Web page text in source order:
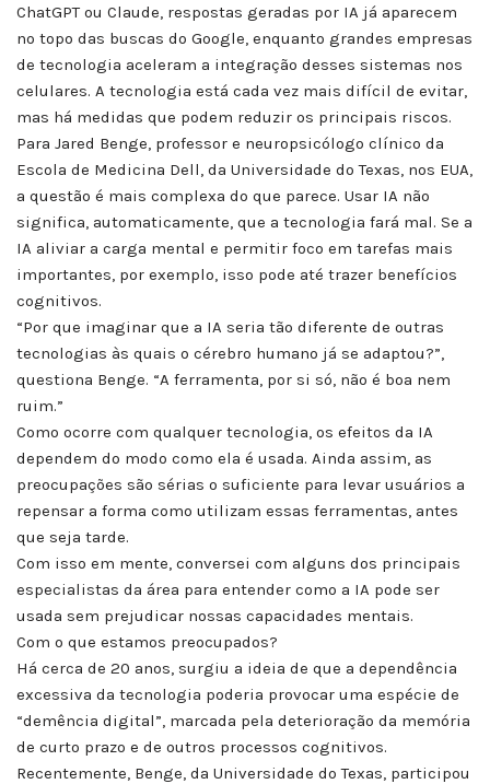
ChatGPT ou Claude, respostas geradas por IA já aparecem
no topo das buscas do Google, enquanto grandes empresas
de tecnologia aceleram a integração desses sistemas nos
celulares. A tecnologia está cada vez mais difícil de evitar,
mas há medidas que podem reduzir os principais riscos.
Para Jared Benge, professor e neuropsicólogo clínico da
Escola de Medicina Dell, da Universidade do Texas, nos EUA,
a questão é mais complexa do que parece. Usar IA não
significa, automaticamente, que a tecnologia fará mal. Se a
IA aliviar a carga mental e permitir foco em tarefas mais
importantes, por exemplo, isso pode até trazer benefícios
cognitivos.
“Por que imaginar que a IA seria tão diferente de outras
tecnologias às quais o cérebro humano já se adaptou?”,
questiona Benge. “A ferramenta, por si só, não é boa nem
ruim.”
Como ocorre com qualquer tecnologia, os efeitos da IA
dependem do modo como ela é usada. Ainda assim, as
preocupações são sérias o suficiente para levar usuários a
repensar a forma como utilizam essas ferramentas, antes
que seja tarde.
Com isso em mente, conversei com alguns dos principais
especialistas da área para entender como a IA pode ser
usada sem prejudicar nossas capacidades mentais.
Com o que estamos preocupados?
Há cerca de 20 anos, surgiu a ideia de que a dependência
excessiva da tecnologia poderia provocar uma espécie de
“demência digital”, marcada pela deterioração da memória
de curto prazo e de outros processos cognitivos.
Recentemente, Benge, da Universidade do Texas, participou